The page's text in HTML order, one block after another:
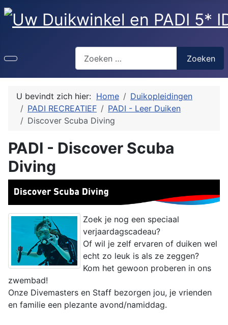
Zoeken
U bevindt zich hier: Home
Duikopleidingen
PADI RECREATIEF
PADI - Leer Duiken
Discover Scuba Diving
PADI - Discover Scuba
Diving
Zoek je nog een speciaal
verjaardagscadeau?
Of wil je zelf ervaren of duiken wel
echt zo leuk is als ze zeggen?
Kom het gewoon proberen in ons
zwembad!
Onze Divemasters en Staff bezorgen jou, je vrienden
en familie een plezante avond/namiddag.